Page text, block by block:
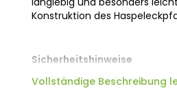
Konstruktion des
Sicherheitshinweise
Hersteller:Gallagher Europe
Vollständige Beschreibung